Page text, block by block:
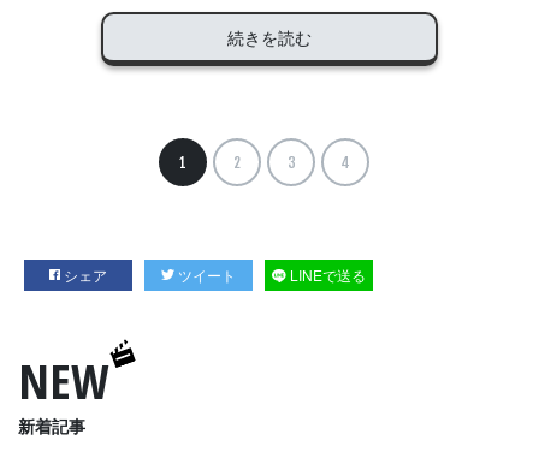
続きを読む
1 2 3 4
シェア ツイート LINEで送る
NEW
新着記事